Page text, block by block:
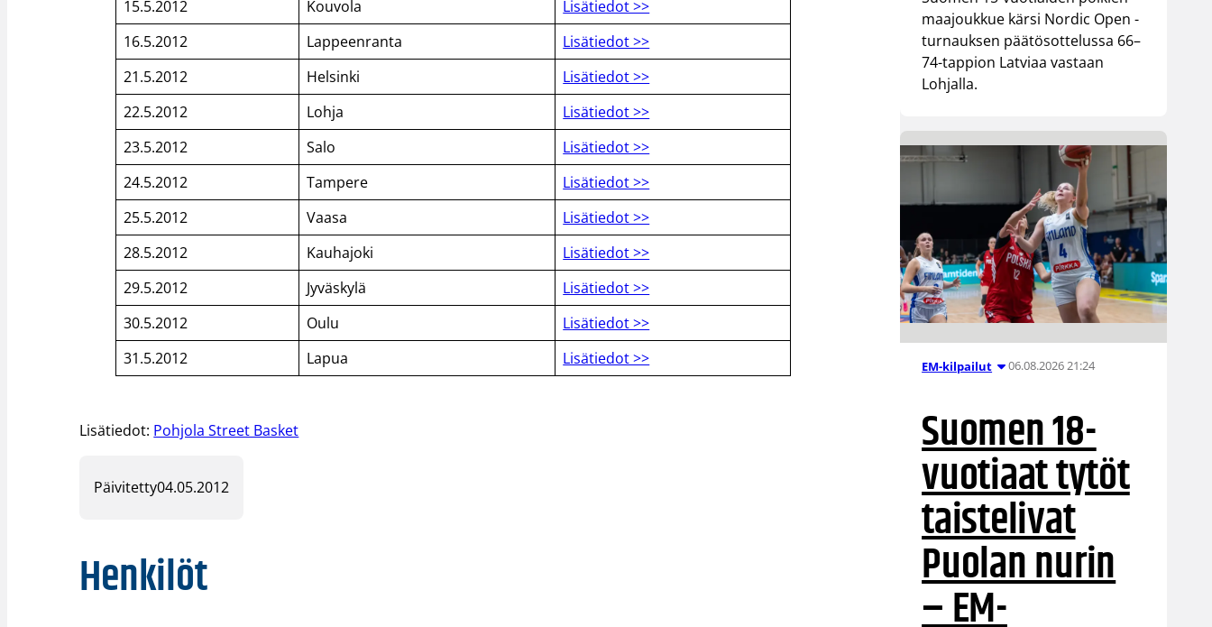
15.5.2012
Kouvola
Lisätiedot >>
16.5.2012
Lappeenranta
Lisätiedot >>
21.5.2012
Helsinki
Lisätiedot >>
22.5.2012
Lohja
Lisätiedot >>
23.5.2012
Salo
Lisätiedot >>
24.5.2012
Tampere
Lisätiedot >>
25.5.2012
Vaasa
Lisätiedot >>
28.5.2012
Kauhajoki
Lisätiedot >>
29.5.2012
Jyväskylä
Lisätiedot >>
30.5.2012
Oulu
Lisätiedot >>
31.5.2012
Lapua Lisätiedot >>
Lisätiedot: Pohjola Street Basket
Päivitetty04.05.2012
Henkilöt
maajoukkue kärsi Nordic Open -
turnauksen päätösottelussa 66–
74-tappion Latviaa vastaan
Lohjalla.
EM-kilpailut 06.08.2026 21:24
Suomen 18-
vuotiaat tytöt
taistelivat
Puolan nurin
– EM-